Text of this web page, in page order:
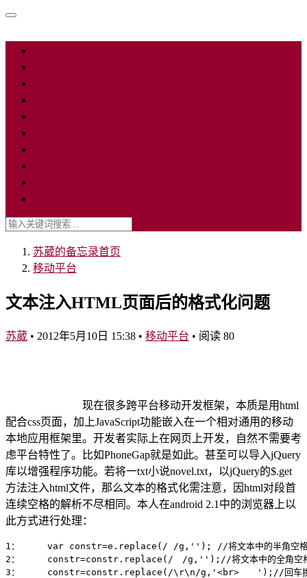
苏葳的备忘录首页
移动平台
文本注入HTML页面后的格式化问题
苏葳 • 2012年5月10日 15:38 • 移动平台 • 阅读 80
现在很多跨平台移动开发框架，本质是用html
配合css页面，加上JavaScript功能嵌入在一个相对通用的移动
本地应用框架里。开发者实际上在网页上开发，自然不需要考
虑平台特性了。比如PhoneGap就是如此。甚至可以导入jQuery
库以增强程序功能。若将一txt小说novel.txt，以jQuery的$.get
方法注入html文件，那么文本的格式化需注意，因html对段首
连续空格的解析不尽相同。本人在android 2.1中的浏览器上以
此方式进行处理：
1：     var constr=e.replace(/ /g,''); //将文本中的半角空格
2：     constr=constr.replace(/　/g,'');//将文本中的全角空格去
3：     constr=constr.replace(/\r\n/g,'<br>　　');//回车换行替